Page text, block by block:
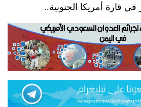
في قارة أمريكا الجنوبية..